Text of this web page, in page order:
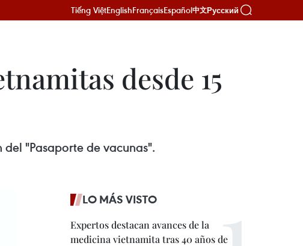
Tiếng ViệtEnglishFrançaisEspañol中文Русский
desde 15
"Pasaporte de vacunas".
LO MÁS VISTO
Expertos destacan avances de la
medicina vietnamita tras 40 años de